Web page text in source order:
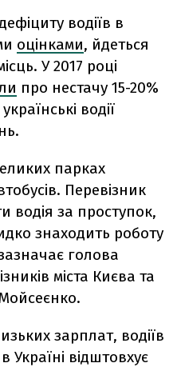
водіїв в
оцінками, йдеться
У 2017 році
про нестачу 15-20%
водії
парках
Перевізник
водія за проступок,
знаходить роботу
голова
міста Києва та
Мойсеєнко.
зарплат, водіїв
відштовхує